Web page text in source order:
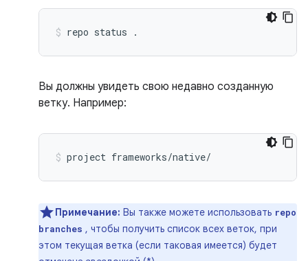
repo status .
Вы должны увидеть свою недавно созданную
ветку. Например:
project frameworks/native/
Примечание: Вы также можете использовать repo
branches , чтобы получить список всех веток, при
этом текущая ветка (если таковая имеется) будет